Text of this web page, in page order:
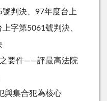
判決、97年度台上
字第5061號判決、
要件——評最高法院
與集合犯為核心